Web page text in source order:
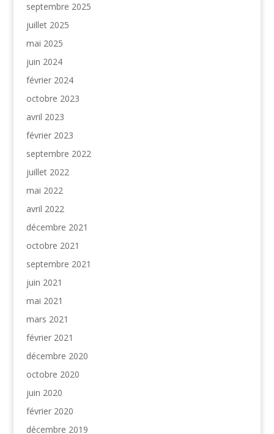
septembre 2025
juillet 2025
mai 2025
juin 2024
février 2024
octobre 2023
avril 2023
février 2023
septembre 2022
juillet 2022
mai 2022
avril 2022
décembre 2021
octobre 2021
septembre 2021
juin 2021
mai 2021
mars 2021
février 2021
décembre 2020
octobre 2020
juin 2020
février 2020
décembre 2019